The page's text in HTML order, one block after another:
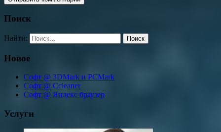
Поиск
Найти:
Новое
Софт @ 3DMark и PCMark
Софт @ Ccleaner
Софт @ Яндекс браузер
Услуги